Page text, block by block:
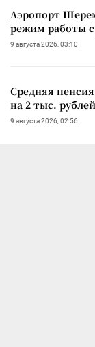
Аэропорт
режим работы
9 августа 2026, 03:10
Средняя
на 2 тыс. рублей
9 августа 2026, 02:56